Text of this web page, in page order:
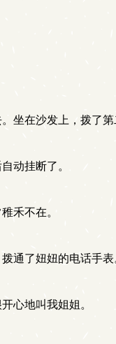
坐在沙发上，拨了第
动挂断了。
禾不在。
通了妞妞的电话手表
心地叫我姐姐。